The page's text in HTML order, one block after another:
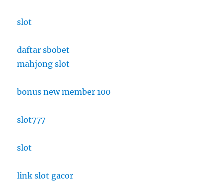
slot
daftar sbobet
mahjong slot
bonus new member 100
slot777
slot
link slot gacor